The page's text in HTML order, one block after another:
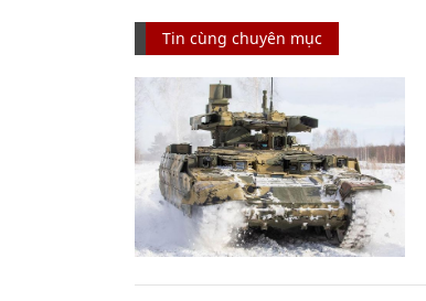
Tin cùng chuyên mục